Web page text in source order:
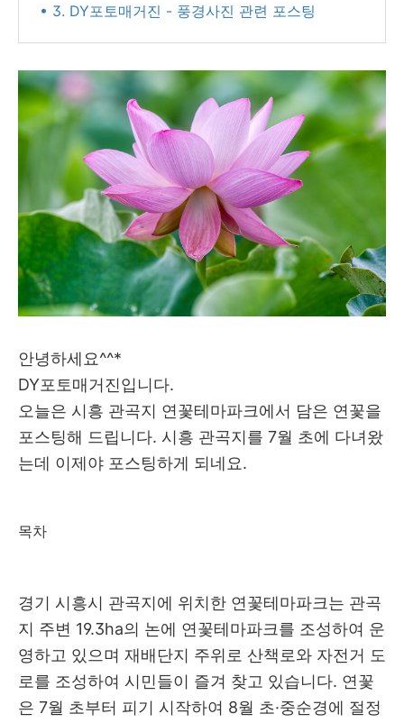
• 3. DY포토매거진 - 풍경사진 관련 포스팅
안녕하세요^^*
DY포토매거진입니다.
오늘은 시흥 관곡지 연꽃테마파크에서 담은 연꽃을
포스팅해 드립니다. 시흥 관곡지를 7월 초에 다녀왔
는데 이제야 포스팅하게 되네요.
목차
경기 시흥시 관곡지에 위치한 연꽃테마파크는 관곡
지 주변 19.3ha의 논에 연꽃테마파크를 조성하여 운
영하고 있으며 재배단지 주위로 산책로와 자전거 도
로를 조성하여 시민들이 즐겨 찾고 있습니다. 연꽃
은 7월 초부터 피기 시작하여 8월 초·중순경에 절정